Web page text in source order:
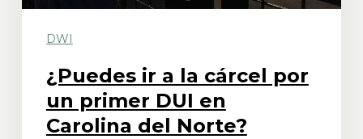
Carolina
Norte?
DWI
¿Puedes ir a la cárcel por
un primer DUI en
Carolina del Norte?